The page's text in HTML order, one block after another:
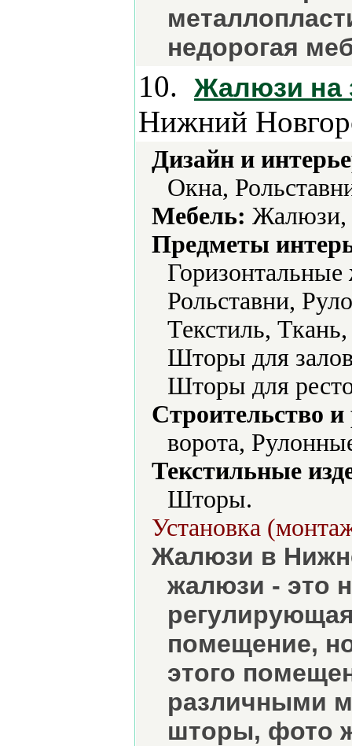
недорогая
10. Жалюзи на
Нижний
Дизайн и
Окна,
Мебель: Жалюзи,
Предметы
Рольставни,
Текстиль,
Шторы для
Шторы для
Строительство
ворота,
Текстильные
Шторы.
Установка
Жалюзи в
жалюзи - это
помещение,
этого
различными
шторы, фото